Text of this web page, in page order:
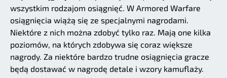
wszystkim rodzajom osiągnięć. W Armored Warfare
osiągnięcia wiążą się ze specjalnymi nagrodami.
Niektóre z nich można zdobyć tylko raz. Mają one kilka
poziomów, na których zdobywa się coraz większe
nagrody. Za niektóre bardzo trudne osiągnięcia gracze
będą dostawać w nagrodę detale i wzory kamuflaży.